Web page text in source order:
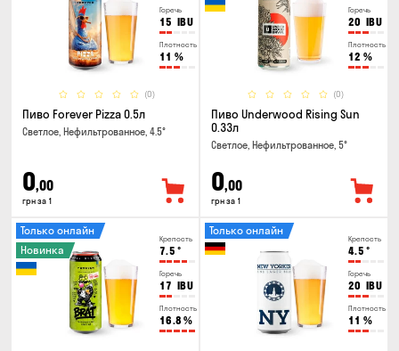
Горечь
15 IBU
Плотность
11 %
(0)
Пиво Forever Pizza 0.5л
Светлое, Нефильтрованное, 4.5°
0,00
грн за 1
Горечь
20 IBU
Плотность
12 %
(0)
Пиво Underwood Rising Sun
0.33л
Светлое, Нефильтрованное, 5°
0,00
грн за 1
Крепость
7.5 °
Горечь
17 IBU
Плотность
16.8 %
Только онлайн
Новинка
Крепость
4.5 °
Горечь
20 IBU
Плотность
11 %
Только онлайн